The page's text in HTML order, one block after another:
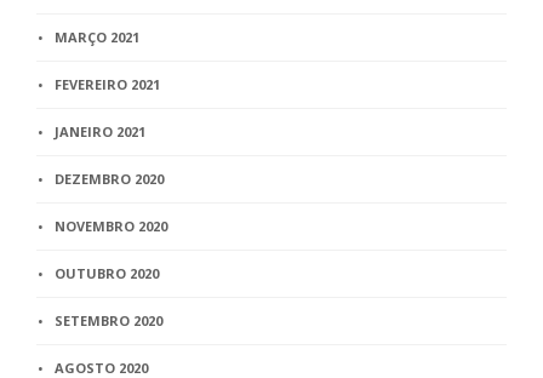
MARÇO 2021
FEVEREIRO 2021
JANEIRO 2021
DEZEMBRO 2020
NOVEMBRO 2020
OUTUBRO 2020
SETEMBRO 2020
AGOSTO 2020